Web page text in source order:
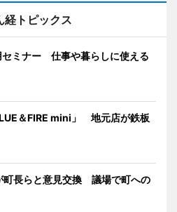
経トピックス
セミナー 仕事や暮らしに使える
＆FIRE mini」 地元店が鉄板
町長らと意見交換 議場で町への